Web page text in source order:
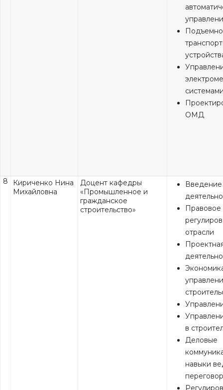
ОМД
8
Кириченко Нина
Михайловна
Доцент кафедры
«Промышленное и
гражданское
строительство»
Правовое
отрасли
в
Деловые
навыки